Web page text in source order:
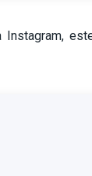
Instagram,